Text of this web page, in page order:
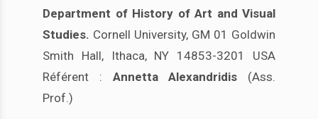
Department of History of Art and Visual
Studies. Cornell University, GM 01 Goldwin
Smith Hall, Ithaca, NY 14853-3201 USA
Référent : Annetta Alexandridis (Ass.
Prof.)